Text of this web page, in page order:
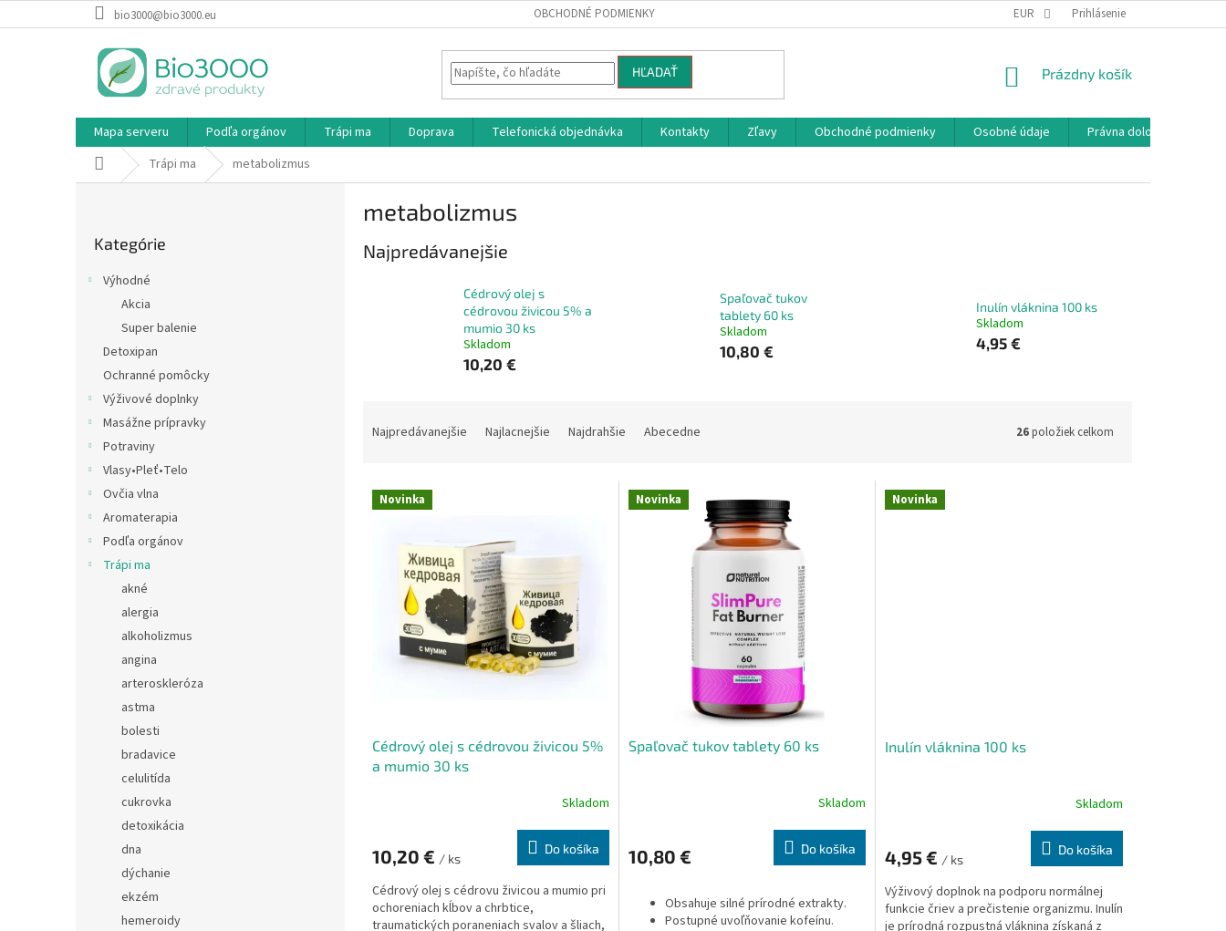
na
bio3000@bio3000.eu OBCHODNÉ PODMIENKY EUR Prihlásenie
HĽADAŤ
NÁKUPNÝ
Prázdny košík
Mapa serveru Podľa orgánov Trápi ma Doprava Telefonická objednávka Kontakty Zľavy Obchodné podmienky Osobné údaje
Právna doložka
Domov Trápi ma metabolizmus
kategórie
Kategórie
Výhodné
Akcia
Super balenie
Detoxipan
Ochranné pomôcky
Výživové doplnky
Masážne prípravky
Potraviny
Vlasy•Pleť•Telo
Ovčia vlna
Aromaterapia
Podľa orgánov
Trápi ma
akné
alergia
alkoholizmus
angina
arteroskleróza
astma
bolesti
bradavice
celulitída
cukrovka
detoxikácia
dna
dýchanie
ekzém
hemeroidy
metabolizmus
Najpredávanejšie
Cédrový olej s
cédrovou živicou 5% a
mumio 30 ks
Skladom
10,20 €
Spaľovač tukov
tablety 60 ks
Skladom
10,80 €
Inulín vláknina 100 ks
Skladom
4,95 €
n
Najpredávanejšie Najlacnejšie Najdrahšie Abecedne 26položiek celkom
V Novinka
Cédrový olej s cédrovou živicou 5%
a mumio 30 ks
Skladom
10,20 € / ks
Do košíka
Cédrový olej s cédrovu živicou a mumio pri
ochoreniach kĺbov a chrbtice,
traumatických poraneniach svalov a šliach,
Novinka
Spaľovač tukov tablety 60 ks
Skladom
10,80 € Do košíka
Obsahuje silné prírodné extrakty.
Postupné uvoľňovanie kofeínu.
Novinka
Inulín vláknina 100 ks
Skladom
4,95 € / ks
Do košíka
Výživový doplnok na podporu normálnej
funkcie čriev a prečistenie organizmu. Inulín
je prírodná rozpustná vláknina získaná z